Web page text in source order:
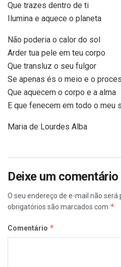
Que trazes dentro de ti
Ilumina e aquece o planeta
Não poderia o calor do sol
Arder tua pele em teu corpo
Que transluz o seu fulgor
Se apenas és o meio e o
Que aquecem o corpo e a alma
E que fenecem em todo o meu
Maria de Lourdes Alba
Deixe um comentário
O seu endereço de e-mail não será
obrigatórios são marcados com *
Comentário *